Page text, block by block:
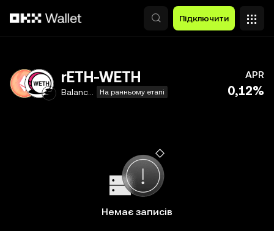
Підключити
rETH-WETH
На ранньому етапі
APR
0,12%
Немає записів